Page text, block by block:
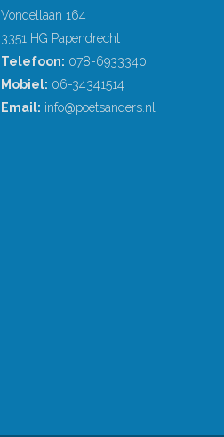
Vondellaan 164
3351 HG Papendrecht
Telefoon: 078-6933340
Mobiel: 06-34341514
Email: info@poetsanders.nl